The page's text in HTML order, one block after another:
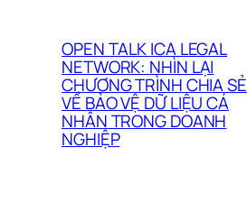
OPEN TALK ICA LEGAL
NETWORK: NHÌN LẠI
CHƯƠNG TRÌNH CHIA SẺ
VỀ BẢO VỆ DỮ LIỆU CÁ
NHÂN TRONG DOANH
NGHIỆP